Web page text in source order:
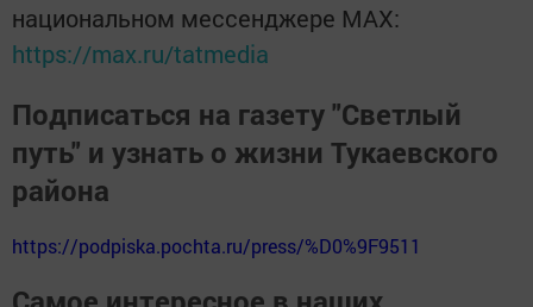
национальном мессенджере MАХ:
https://max.ru/tatmedia
Подписаться на газету "Светлый
путь" и узнать о жизни Тукаевского
района
https://podpiska.pochta.ru/press/%D0%9F9511